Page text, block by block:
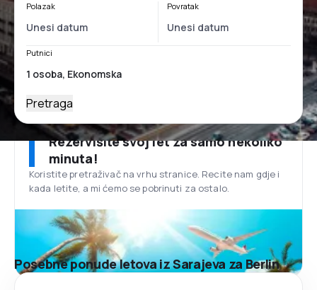
Polazak Povratak
Putnici
Pretraga
Rezervišite svoj let za samo nekoliko
minuta!
Koristite pretraživač na vrhu stranice. Recite nam gdje i
kada letite, a mi ćemo se pobrinuti za ostalo.
Posebne ponude letova iz Sarajeva za Berlin